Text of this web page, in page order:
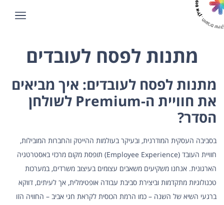
מתנות לפסח לעובדים
מתנות לפסח לעובדים: איך מביאים
את חוויית ה-Premium לשולחן
הסדר?
בסביבה העסקית המודרנית, ובעיקר בעולמות ההייטק והחברות המובילות,
חוויית העובד (Employee Experience) תופסת מקום מרכזי באסטרטגיה
הארגונית. אנחנו משקיעים משאבים עצומים בעיצוב משרדים, במערכות
טכנולוגיות מתקדמות וביצירת סביבת עבודה אופטימלית, אך לעיתים, דווקא
ברגעי השיא של השנה – כמו הרמת הכוסית לקראת חגי אביב – החוויה הזו